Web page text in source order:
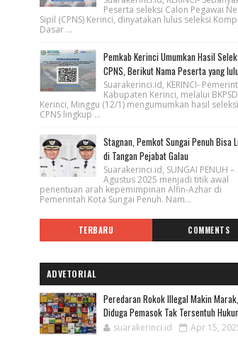
Peserta seleksi Calon Pegawai
Sipil (CPNS) Kerinci, dinyatakan lulus seleksi
Dasar ...
Pemkab Kerinci Umumkan Hasil
CPNS, Berikut Nama Peserta yang
Suarakerinci.id, KERINCI-
Kabupaten Kerinci, melalui
Kerinci, Minggu (12/1) mengumumkan hasil
CPNS lingkup ...
Stagnan, Pemkot Sungai Penuh Bisa
di Tangan Pejabat Galau
Suarakerinci.id, SUNGAI PENUH –
Agustus 2025 menjadi titik awal
penentuan arah kepemimpinan Alfin-Azhar di
Pemerintah Kota Sungai Penuh. Nam...
TERBARU COMMENTS
ADVETORIAL
Peredaran Rokok Illegal Makin
Diduga Pemasok Tak Tersentuh
suarakerinci.id Apr 15,